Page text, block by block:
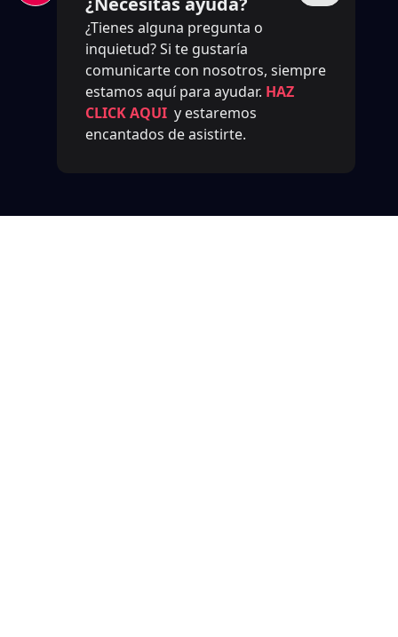
¿Tienes alguna pregunta o
inquietud? Si te gustaría
comunicarte con nosotros, siempre
estamos aquí para ayudar. HAZ
CLICK AQUI y estaremos
encantados de asistirte.